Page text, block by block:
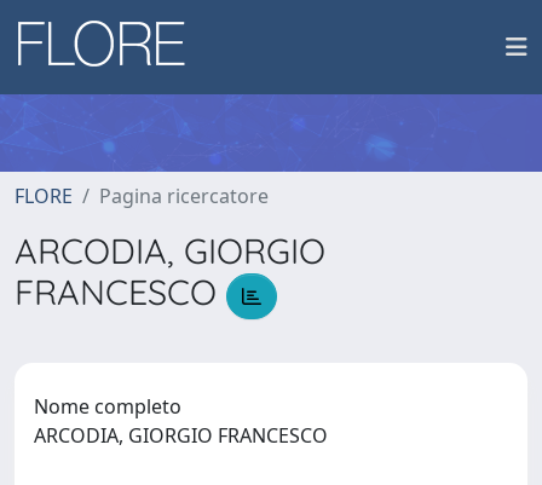
FLORE Pagina ricercatore
ARCODIA, GIORGIO
FRANCESCO
Nome completo
ARCODIA, GIORGIO FRANCESCO